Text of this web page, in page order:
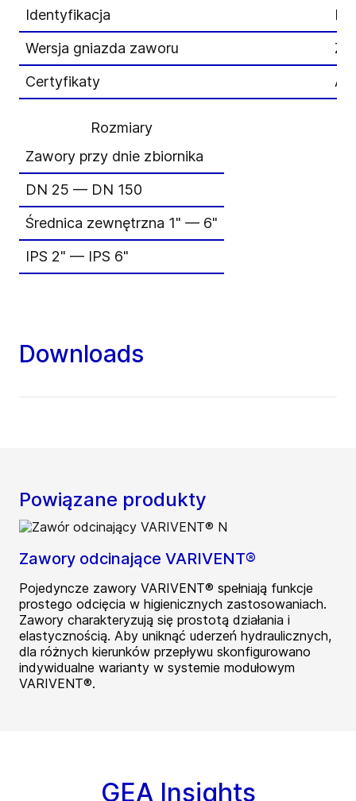
Identyfikacja
Wersja gniazda zaworu
Certyfikaty
Rozmiary
Zawory przy dnie zbiornika
DN 25 — DN 150
Średnica zewnętrzna 1" — 6"
IPS 2" — IPS 6"
Downloads
Powiązane produkty
Zawory odcinające VARIVENT®
Pojedyncze zawory VARIVENT® spełniają funkcje
prostego odcięcia w higienicznych zastosowaniach.
Zawory charakteryzują się prostotą działania i
elastycznością. Aby uniknąć uderzeń hydraulicznych,
dla różnych kierunków przepływu skonfigurowano
indywidualne warianty w systemie modułowym
VARIVENT®.
GEA Insights